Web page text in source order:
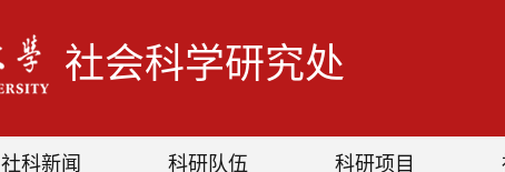
社会科学研究处
社科新闻 科研队伍 科研项目